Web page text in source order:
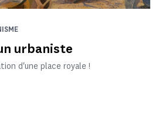
urbaniste
d'une place royale !